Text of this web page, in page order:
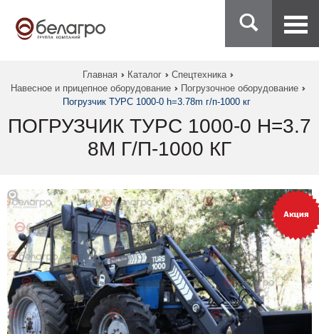
Главная Каталог
Спецтехника
Навесное и прицепное оборудование
Погрузочное оборудование
Погрузчик ТУРС 1000-0 h=3.78m г/п-1000 кг
ПОГРУЗЧИК ТУРС 1000-0 H=3.7
8M Г/П-1000 КГ